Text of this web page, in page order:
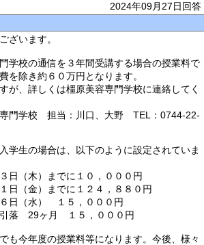
2024年09月27日回答
ざいます。
学校の通信を３年間受講する場合の授業料で
を除き約６０万円となります。
が、詳しくは橿原美容専門学校に連絡してく
専門学校 担当：川口、大野 TEL：0744-22-
学生の場合は、以下のように設定されていま
日（木）までに１０，０００円
日（金）までに１２４，８８０円
６日（水） １５，０００円
引落 29ヶ月 １５，０００円
も今年度の授業料等になります。今後、様々